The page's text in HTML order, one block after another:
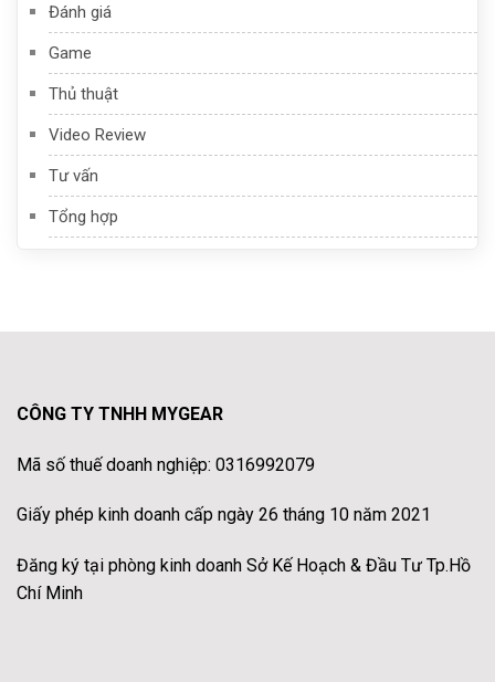
Đánh giá
Game
Thủ thuật
Video Review
Tư vấn
Tổng hợp
CÔNG TY TNHH MYGEAR
Mã số thuế doanh nghiệp: 0316992079
Giấy phép kinh doanh cấp ngày 26 tháng 10 năm 2021
Đăng ký tại phòng kinh doanh Sở Kế Hoạch & Đầu Tư Tp.Hồ
Chí Minh